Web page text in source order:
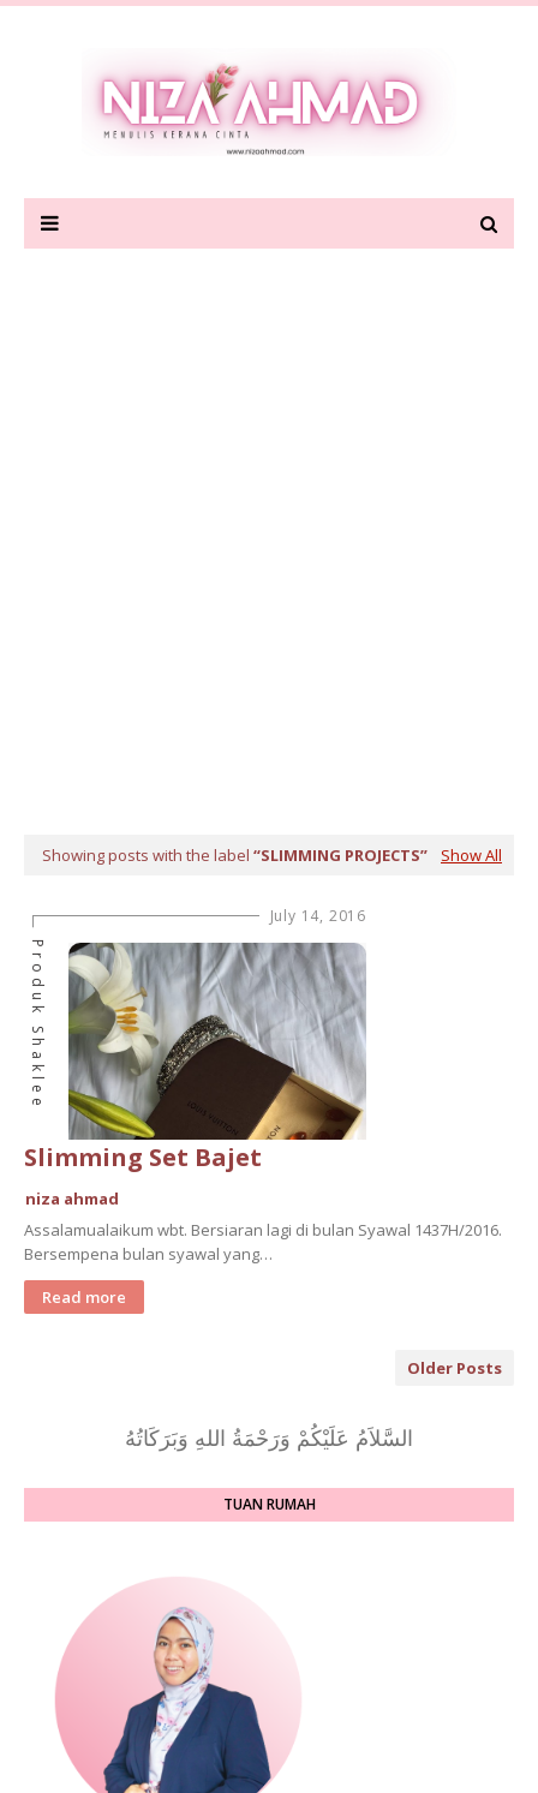
Showing posts with the label SLIMMING PROJECTS Show All
July 14, 2016
Produk Shaklee
Slimming Set Bajet
niza ahmad
Assalamualaikum wbt. Bersiaran lagi di bulan Syawal 1437H/2016.
Bersempena bulan syawal yang…
Read more
Older Posts
السَّلاَمُ عَلَيْكُمْ وَرَحْمَةُ اللهِ وَبَرَكَاتُهُ
TUAN RUMAH